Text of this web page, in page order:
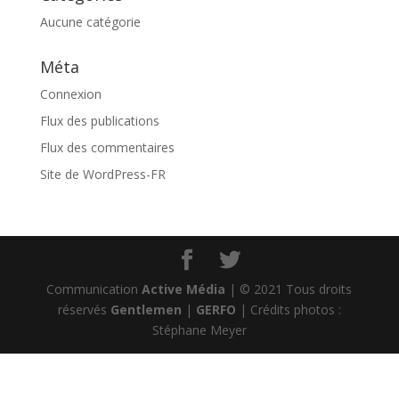
Aucune catégorie
Méta
Connexion
Flux des publications
Flux des commentaires
Site de WordPress-FR
CommunicationActive Média | © 2021 Tous droits
réservés Gentlemen | GERFO | Crédits photos :
Stéphane Meyer